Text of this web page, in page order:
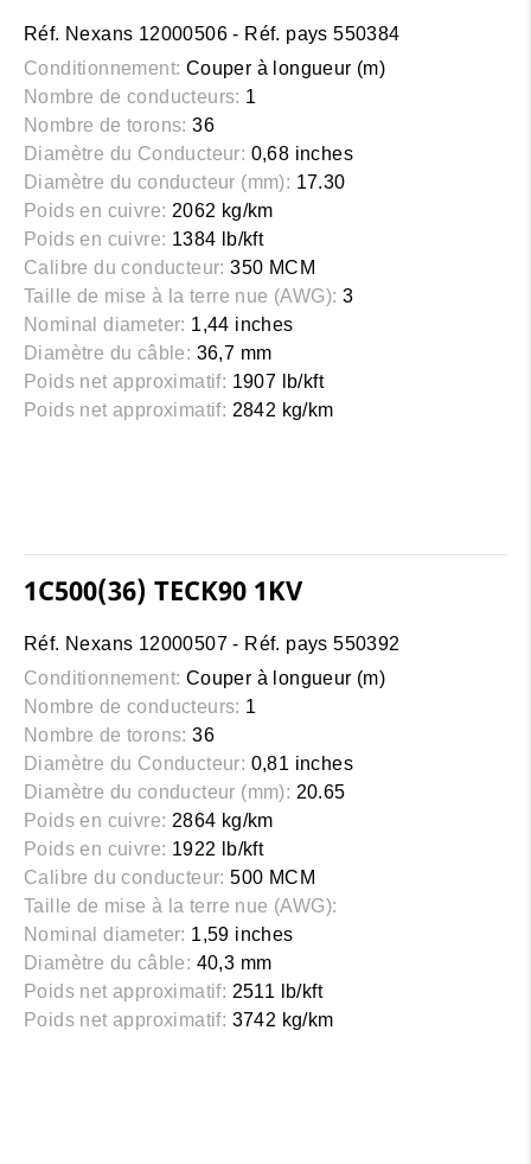
Réf. Nexans 12000506 - Réf. pays 550384
Conditionnement: Couper à longueur (m)
Nombre de conducteurs: 1
Nombre de torons: 36
Diamètre du Conducteur: 0,68 inches
Diamètre du conducteur (mm): 17.30
Poids en cuivre: 2062 kg/km
Poids en cuivre: 1384 lb/kft
Calibre du conducteur: 350 MCM
Taille de mise à la terre nue (AWG): 3
Nominal diameter: 1,44 inches
Diamètre du câble: 36,7 mm
Poids net approximatif: 1907 lb/kft
Poids net approximatif: 2842 kg/km
1C500(36) TECK90 1KV
Réf. Nexans 12000507 - Réf. pays 550392
Conditionnement: Couper à longueur (m)
Nombre de conducteurs: 1
Nombre de torons: 36
Diamètre du Conducteur: 0,81 inches
Diamètre du conducteur (mm): 20.65
Poids en cuivre: 2864 kg/km
Poids en cuivre: 1922 lb/kft
Calibre du conducteur: 500 MCM
Taille de mise à la terre nue (AWG):
Nominal diameter: 1,59 inches
Diamètre du câble: 40,3 mm
Poids net approximatif: 2511 lb/kft
Poids net approximatif: 3742 kg/km